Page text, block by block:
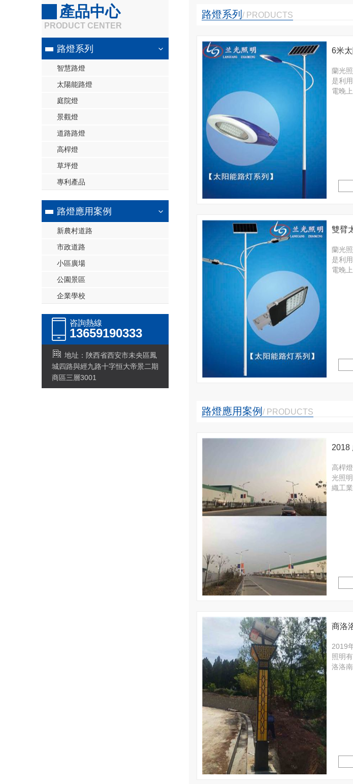
產品中心
PRODUCT CENTER
路燈系列
智慧路燈
太陽能路燈
庭院燈
景觀燈
道路路燈
高桿燈
草坪燈
專利產品
路燈應用案例
新農村道路
市政道路
小區廣場
公園景區
企業學校
咨詢熱線
13659190333
地址：陜西省西安市未央區鳳
城四路與經九路十字恒大帝景二期
商區三層3001
路燈系列 / PRODUCTS
6米
蘭光
是利
電晚
雙臂
蘭光
是利
電晚
路燈應用案例 / PRODUCTS
2018
織工
高桿
光照
織工
商洛
陽能
2019
照明
洛洛